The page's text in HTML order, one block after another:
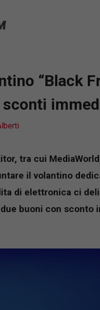
“Black
tra cui
il volantino
di elettronica ci
buoni con sconto